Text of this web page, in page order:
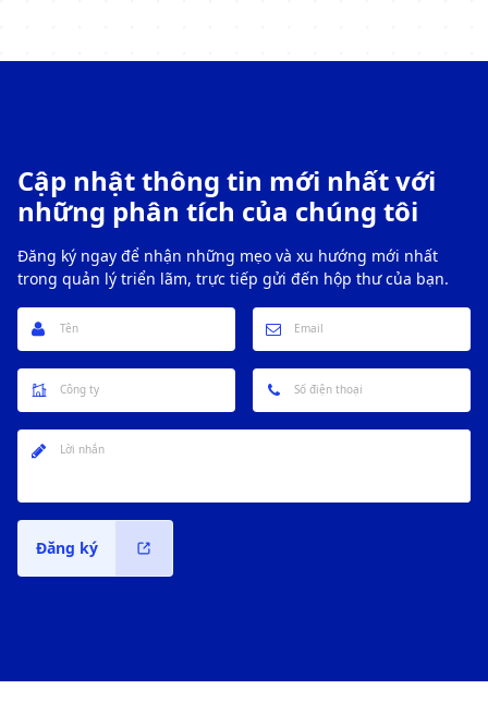
Cập nhật thông tin mới nhất với
những phân tích của chúng tôi
Đăng ký ngay để nhận những mẹo và xu hướng mới nhất
trong quản lý triển lãm, trực tiếp gửi đến hộp thư của bạn.
Đăng ký